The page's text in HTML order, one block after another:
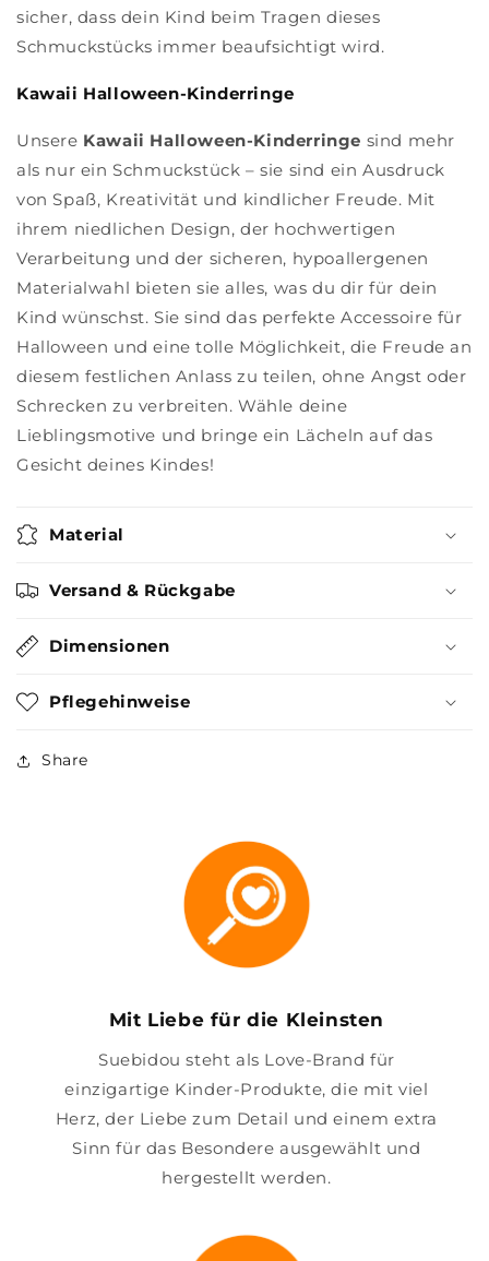
sicher, dass dein Kind beim Tragen dieses
Schmuckstücks immer beaufsichtigt wird.
Kawaii Halloween-Kinderringe
Unsere Kawaii Halloween-Kinderringe sind mehr
als nur ein Schmuckstück – sie sind ein Ausdruck
von Spaß, Kreativität und kindlicher Freude. Mit
ihrem niedlichen Design, der hochwertigen
Verarbeitung und der sicheren, hypoallergenen
Materialwahl bieten sie alles, was du dir für dein
Kind wünschst. Sie sind das perfekte Accessoire für
Halloween und eine tolle Möglichkeit, die Freude an
diesem festlichen Anlass zu teilen, ohne Angst oder
Schrecken zu verbreiten. Wähle deine
Lieblingsmotive und bringe ein Lächeln auf das
Gesicht deines Kindes!
Material
Versand & Rückgabe
Dimensionen
Pflegehinweise
Share
Mit Liebe für die Kleinsten
Suebidou steht als Love-Brand für
einzigartige Kinder-Produkte, die mit viel
Herz, der Liebe zum Detail und einem extra
Sinn für das Besondere ausgewählt und
hergestellt werden.